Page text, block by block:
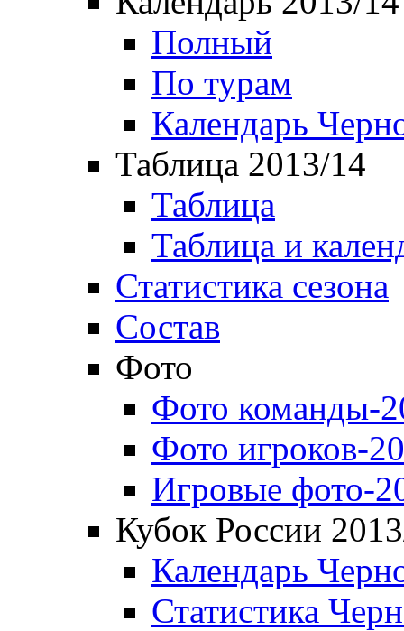
Полный
По турам
Календарь
Таблица 2013/14
Таблица
Таблица и
Статистика сезона
Состав
Фото
Фото команды-
Фото игроков-
Игровые фото-
Кубок России
Календарь
Статистика